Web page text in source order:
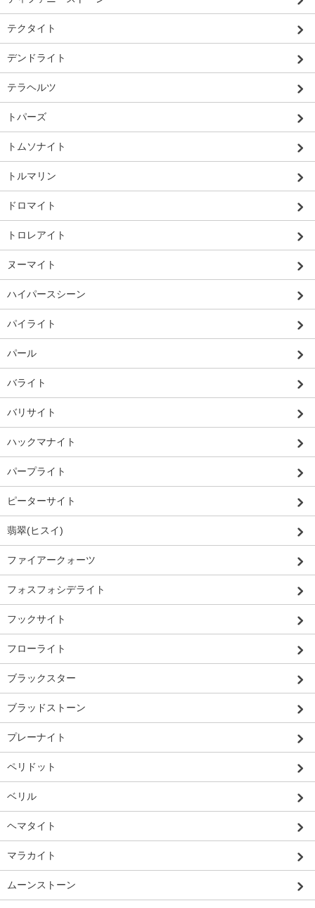
テクタイト
デンドライト
テラヘルツ
トパーズ
トムソナイト
トルマリン
ドロマイト
トロレアイト
ヌーマイト
ハイパースシーン
パイライト
パール
バライト
バリサイト
ハックマナイト
パープライト
ピーターサイト
翡翠(ヒスイ)
ファイアークォーツ
フォスフォシデライト
フックサイト
フローライト
ブラックスター
ブラッドストーン
プレーナイト
ペリドット
ベリル
ヘマタイト
マラカイト
ムーンストーン